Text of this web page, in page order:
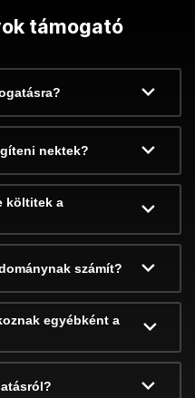
támogató
nektek?
költitek a
számít?
egyébként a